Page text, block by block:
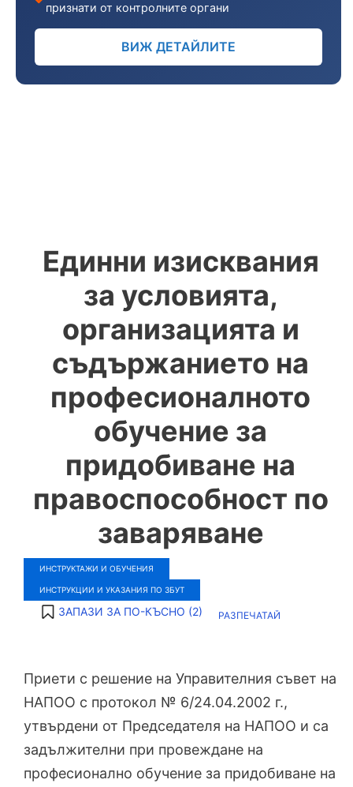
Единни изисквания
за условията,
организацията и
съдържанието на
професионалното
обучение за
придобиване на
правоспособност по
заваряване
ИНСТРУКТАЖИ И ОБУЧЕНИЯ
ИНСТРУКЦИИ И УКАЗАНИЯ ПО ЗБУТ
ЗАПАЗИ ЗА ПО-КЪСНО (2) РАЗПЕЧАТАЙ
Приети с решение на Управителния съвет на
НАПОО с протокол № 6/24.04.2002 г.,
утвърдени от Председателя на НАПОО и са
задължителни при провеждане на
професионално обучение за придобиване на
признати от контролните органи
ВИЖ ДЕТАЙЛИТЕ